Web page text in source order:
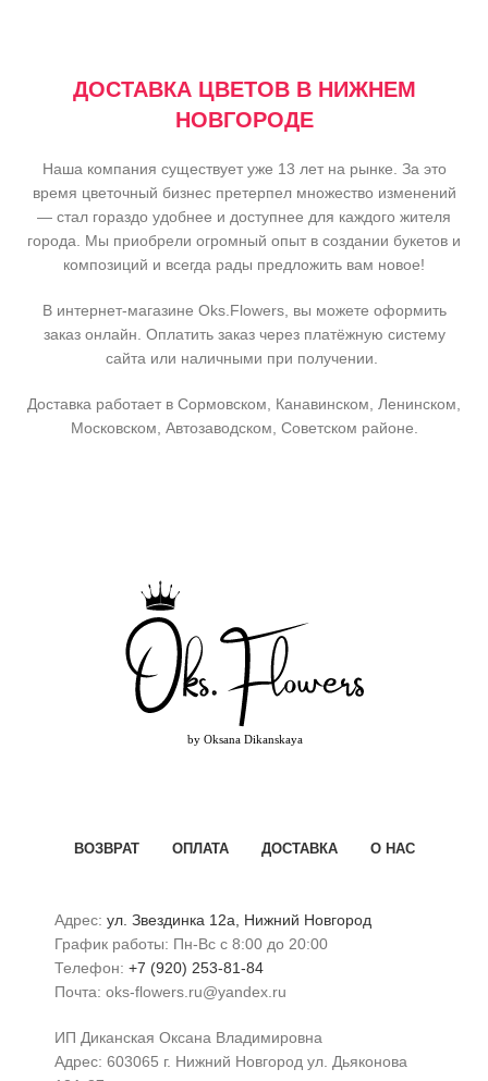
ДОСТАВКА ЦВЕТОВ В НИЖНЕМ
НОВГОРОДЕ
Наша компания существует уже 13 лет на рынке. За это
время цветочный бизнес претерпел множество изменений
— стал гораздо удобнее и доступнее для каждого жителя
города. Мы приобрели огромный опыт в создании букетов и
композиций и всегда рады предложить вам новое!
В интернет-магазине Oks.Flowers, вы можете оформить
заказ онлайн. Оплатить заказ через платёжную систему
сайта или наличными при получении.
Доставка работает в Сормовском, Канавинском, Ленинском,
Московском, Автозаводском, Советском районе.
ВОЗВРАТ ОПЛАТА ДОСТАВКА О НАС
Адрес: ул. Звездинка 12а, Нижний Новгород
График работы: Пн-Вс с 8:00 до 20:00
Телефон: +7 (920) 253-81-84
Почта: oks-flowers.ru@yandex.ru
ИП Диканская Оксана Владимировна
Адрес: 603065 г. Нижний Новгород ул. Дьяконова